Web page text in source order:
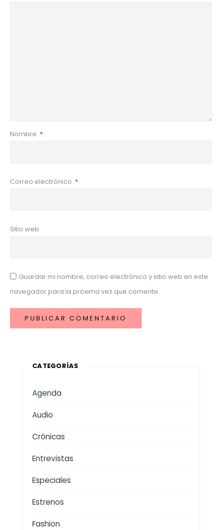
Nombre *
Correo electrónico *
Sitio web
Guardar mi nombre, correo electrónico y sitio web en este
navegador para la próxima vez que comente.
CATEGORÍAS
Agenda
Audio
Crónicas
Entrevistas
Especiales
Estrenos
Fashion